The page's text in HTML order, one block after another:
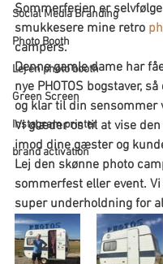
Social Media Branding
Photo Booth
Lej en photo booth
Green Screen
Instagram printer
brand activation
Sommerferien er
smukkesere mine retro
campers.
Denne gamle dame har
nye PHOTOS bogstaver,
og klar til din sensommer
Vi glæder os til at vise
imod dine gæster og
Lej den skønne photo
sommerfest eller event.
super underholdning for